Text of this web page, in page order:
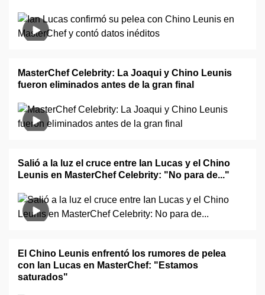
MasterChef Celebrity: La Joaqui y Chino Leunis
fueron eliminados antes de la gran final
Salió a la luz el cruce entre Ian Lucas y el Chino
Leunis en MasterChef Celebrity: "No para de..."
El Chino Leunis enfrentó los rumores de pelea
con Ian Lucas en MasterChef: "Estamos
saturados"